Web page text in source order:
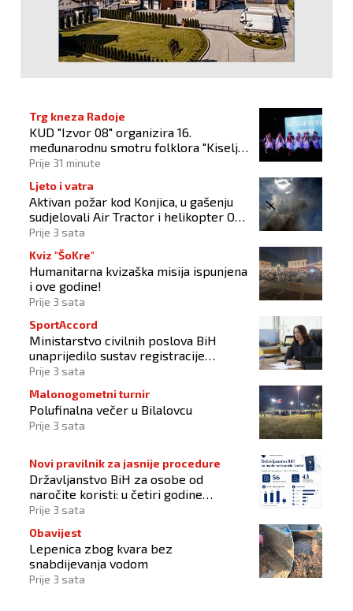
Trg kneza Radoje
KUD "Izvor 08" organizira 16.
međunarodnu smotru folklora "Kiseljak
2026"
Prije 31 minute
Ljeto i vatra
Aktivan požar kod Konjica, u gašenju
sudjelovali Air Tractor i helikopter OS-
a BiH
Prije 3 sata
Kviz "ŠoKre"
Humanitarna kvizaška misija ispunjena
i ove godine!
Prije 3 sata
SportAccord
Ministarstvo civilnih poslova BiH
unaprijedilo sustav registracije
sportskih organizacija
Prije 3 sata
Malonogometni turnir
Polufinalna večer u Bilalovcu
Prije 3 sata
Novi pravilnik za jasnije procedure
Državljanstvo BiH za osobe od
naročite koristi: u četiri godine
odobrena 43 zahtjeva
Prije 3 sata
Obavijest
Lepenica zbog kvara bez
snabdijevanja vodom
Prije 3 sata